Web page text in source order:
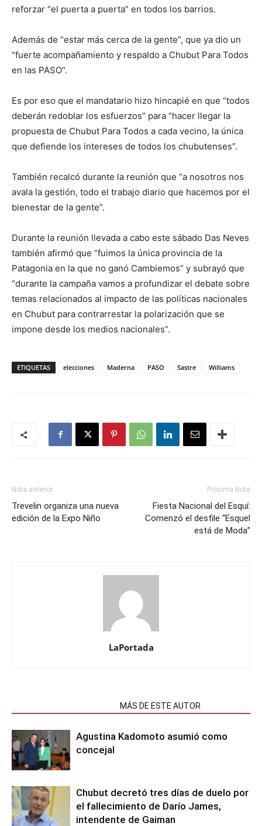
reforzar “el puerta a puerta” en todos los barrios.
Además de “estar más cerca de la gente”, que ya dio un
“fuerte acompañamiento y respaldo a Chubut Para Todos
en las PASO”.
Es por eso que el mandatario hizo hincapié en que “todos
deberán redoblar los esfuerzos” para “hacer llegar la
propuesta de Chubut Para Todos a cada vecino, la única
que defiende los intereses de todos los chubutenses”.
También recalcó durante la reunión que “a nosotros nos
avala la gestión, todo el trabajo diario que hacemos por el
bienestar de la gente”.
Durante la reunión llevada a cabo este sábado Das Neves
también afirmó que “fuimos la única provincia de la
Patagonia en la que no ganó Cambiemos” y subrayó que
“durante la campaña vamos a profundizar el debate sobre
temas relacionados al impacto de las políticas nacionales
en Chubut para contrarrestar la polarización que se
impone desde los medios nacionales”.
ETIQUETAS elecciones Maderna PASO Sastre Williams
Nota anterior
Trevelin organiza una nueva
edición de la Expo Niño
Próxima Nota
Fiesta Nacional del Esquí:
Comenzó el desfile “Esquel
está de Moda”
LaPortada
MÁS DE ESTE AUTOR
Agustina Kadomoto asumió como
concejal
Chubut decretó tres días de duelo por
el fallecimiento de Darío James,
intendente de Gaiman